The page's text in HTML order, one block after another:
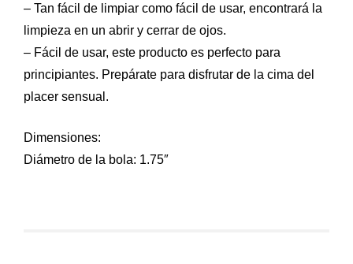
– Tan fácil de limpiar como fácil de usar, encontrará la
limpieza en un abrir y cerrar de ojos.
– Fácil de usar, este producto es perfecto para
principiantes. Prepárate para disfrutar de la cima del
placer sensual.
Dimensiones:
Diámetro de la bola: 1.75″